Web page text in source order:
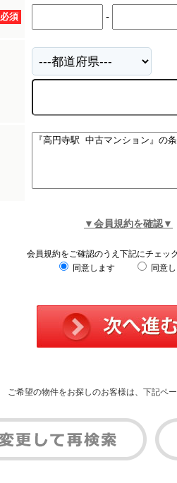
必須 -
▼会員規約を確認▼
会員規約をご確認のうえ下記にチェッ
同意します
同意
ご希望の物件をお探しのお客様は、下記ペ